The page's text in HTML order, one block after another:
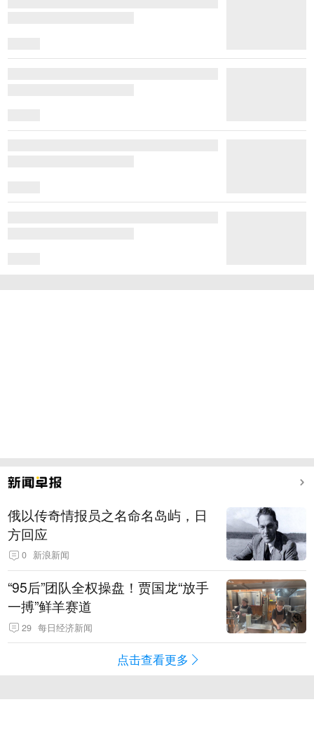
俄以传奇情报员之名命名岛屿，日
方回应
0 新浪新闻
“95后”团队全权操盘！贾国龙“放手
一搏”鲜羊赛道
29 每日经济新闻
点击查看更多